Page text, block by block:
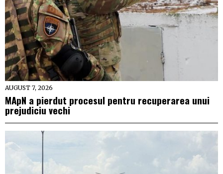
AUGUST 7, 2026
MApN a pierdut procesul pentru recuperarea unui
prejudiciu vechi